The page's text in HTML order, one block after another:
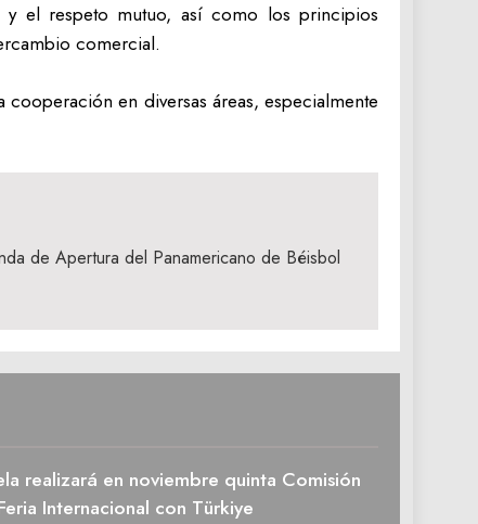
y el respeto mutuo, así como los principios
comercial.
en diversas áreas, especialmente
de Apertura del Panamericano de Béisbol
realizará en noviembre quinta Comisión
Internacional con Türkiye